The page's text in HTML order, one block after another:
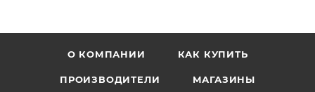
О КОМПАНИИ КАК КУПИТЬ
ПРОИЗВОДИТЕЛИ МАГАЗИНЫ